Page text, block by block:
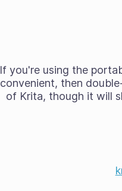
If you're using the
convenient, then
of Krita, though it will